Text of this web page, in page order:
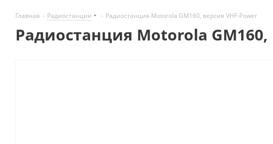
Главная - Радиостанции - Радиостанция Motorola GM160, версия VHF-Power
Радиостанция Motorola GM160,